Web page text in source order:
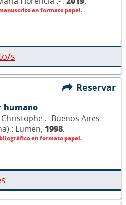
en formato papel.
s
Reservar
humano
.- Buenos Aires
: Lumen, 1998.
en formato papel.